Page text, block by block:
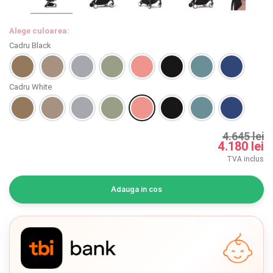
INGRIJIRE PERSONALA
Informatii companie
Despre noi
Q & A
Branduri
Alege culoarea:
Cadru Black
Cadru White
4.645 lei
4.180 lei
TVA inclus
Adauga in cos
Chrome cu detalii negre
Verde cu detalii negre